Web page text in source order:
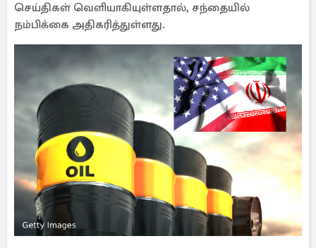
செய்திகள் வெளியாகியுள்ளதால், சந்தையில்
நம்பிக்கை அதிகரித்துள்ளது.